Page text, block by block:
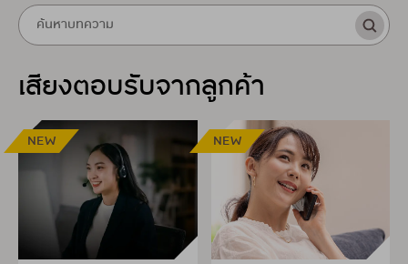
เสียงตอบรับจากลูกค้า
NEW NEW